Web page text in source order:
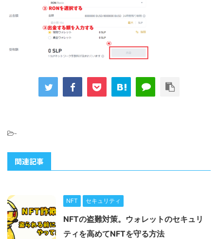
-
関連記事
NFT セキュリティ
NFTの盗難対策。ウォレットのセキュリ
ティを高めてNFTを守る方法